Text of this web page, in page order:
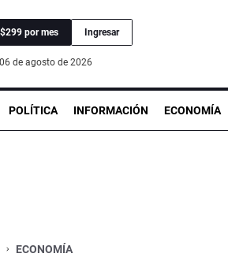
por mes Ingresar
de agosto de 2026
POLÍTICA INFORMACIÓN ECONOMÍA
ECONOMÍA